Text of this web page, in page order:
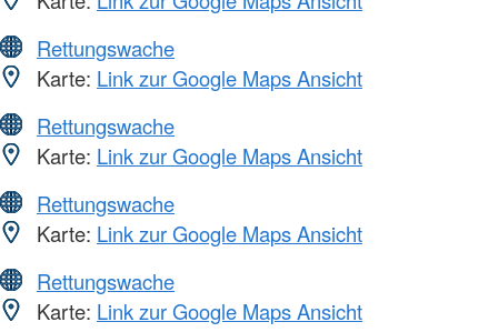
Rettungswache
Karte: Link zur Google Maps Ansicht
Rettungswache
Karte: Link zur Google Maps Ansicht
Rettungswache
Karte: Link zur Google Maps Ansicht
Rettungswache
Karte: Link zur Google Maps Ansicht